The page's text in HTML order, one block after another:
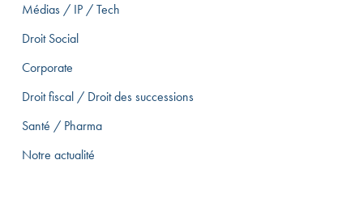
Médias / IP / Tech
Droit Social
Corporate
Droit fiscal / Droit des successions
Santé / Pharma
Notre actualité